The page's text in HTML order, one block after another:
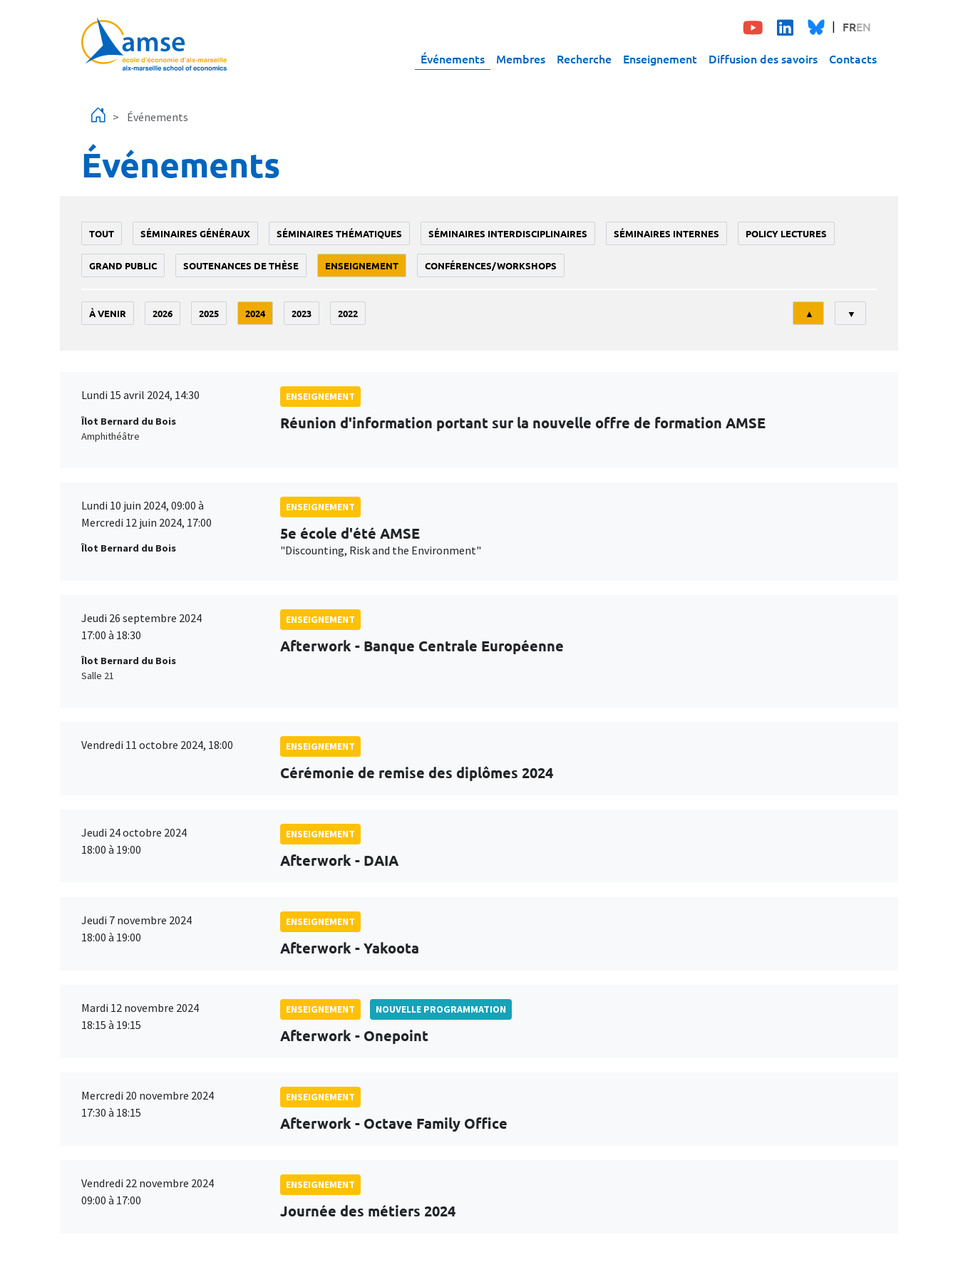
FREN
Événements Membres Recherche Enseignement Diffusion des savoirs Contacts
Événements
Événements
TOUT SÉMINAIRES GÉNÉRAUX SÉMINAIRES THÉMATIQUES SÉMINAIRES INTERDISCIPLINAIRES SÉMINAIRES INTERNES POLICY LECTURES
GRAND PUBLIC SOUTENANCES DE THÈSE ENSEIGNEMENT CONFÉRENCES/WORKSHOPS
À VENIR 2026 2025 2024 2023 2022
Tri
▲ ▼
Lundi 15 avril 2024, 14:30
Îlot Bernard du Bois
Amphithéâtre
ENSEIGNEMENT
Réunion d'information portant sur la nouvelle offre de formation AMSE
Lundi 10 juin 2024, 09:00 à
Mercredi 12 juin 2024, 17:00
Îlot Bernard du Bois
ENSEIGNEMENT
5e école d'été AMSE
"Discounting, Risk and the Environment"
Jeudi 26 septembre 2024
17:00 à 18:30
Îlot Bernard du Bois
Salle 21
ENSEIGNEMENT
Afterwork - Banque Centrale Européenne
Vendredi 11 octobre 2024, 18:00 ENSEIGNEMENT
Cérémonie de remise des diplômes 2024
Jeudi 24 octobre 2024
18:00 à 19:00
ENSEIGNEMENT
Afterwork - DAIA
Jeudi 7 novembre 2024
18:00 à 19:00
ENSEIGNEMENT
Afterwork - Yakoota
Mardi 12 novembre 2024
18:15 à 19:15
ENSEIGNEMENT NOUVELLE PROGRAMMATION
Afterwork - Onepoint
Mercredi 20 novembre 2024
17:30 à 18:15
ENSEIGNEMENT
Afterwork - Octave Family Office
Vendredi 22 novembre 2024
09:00 à 17:00
ENSEIGNEMENT
Journée des métiers 2024